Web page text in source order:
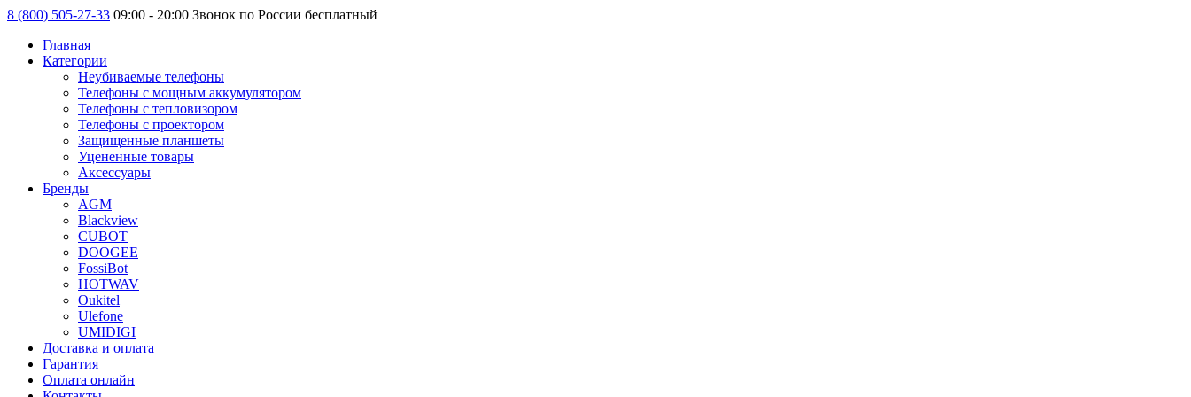
8 (800) 505-27-33 09:00 - 20:00 Звонок по России бесплатный
Главная
Категории
Неубиваемые телефоны
Телефоны с мощным аккумулятором
Телефоны с тепловизором
Телефоны с проектором
Защищенные планшеты
Уцененные товары
Аксессуары
Бренды
AGM
Blackview
CUBOT
DOOGEE
FossiBot
HOTWAV
Oukitel
Ulefone
UMIDIGI
Доставка и оплата
Гарантия
Оплата онлайн